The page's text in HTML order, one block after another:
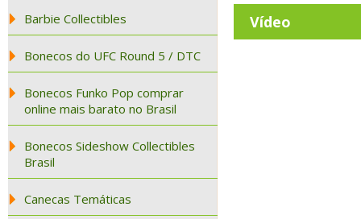
Barbie Collectibles
Bonecos do UFC Round 5 / DTC
Bonecos Funko Pop comprar
online mais barato no Brasil
Bonecos Sideshow Collectibles
Brasil
Canecas Temáticas
Vídeo